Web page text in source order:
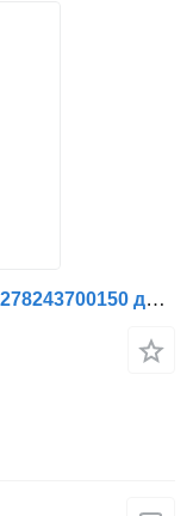
Тормозная камера Ashok Leyland 278243700150 для автобуса